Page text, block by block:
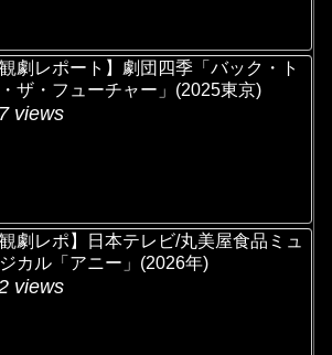
観劇レポート】劇団四季「バック・ト
ザ・フューチャー」(2025東京)
views
観劇レポ】日本テレビ/丸美屋食品ミュ
カル「アニー」(2026年)
views